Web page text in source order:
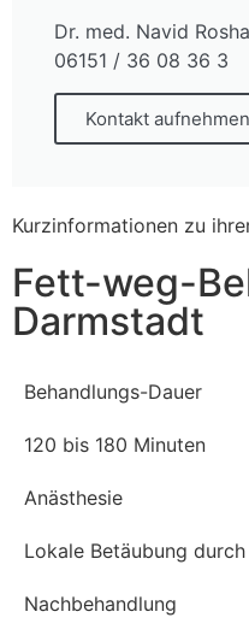
Dr. med. Navid
06151 / 36 08 36 3
Kontakt aufnehmen
Kurzinformationen zu
Fett-weg-
Darmstadt
Behandlungs-Dauer
120 bis 180 Minuten
Anästhesie
Lokale Betäubung
Nachbehandlung